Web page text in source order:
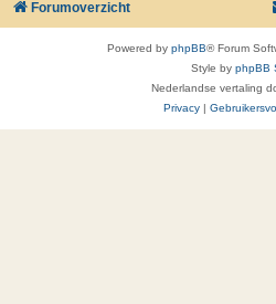
Forumoverzicht
Powered by phpBB® Forum
Style by phpBB
Nederlandse vertaling
Privacy